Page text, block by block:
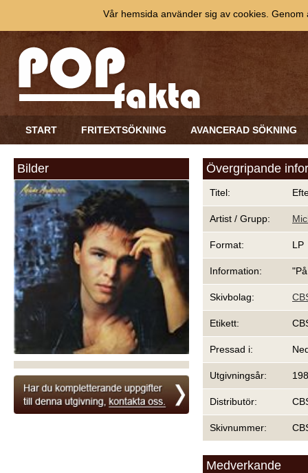
START FRITEXTSÖKNING AVANCERAD SÖKNING
Bilder Övergripande
Titel:
Artist / Grupp:
Format: LP
Information:
Skivbolag:
Etikett:
Pressad i:
Utgivningsår:
Distributör:
Skivnummer:
Medverkande
Vår hemsida använder sig av cookies.